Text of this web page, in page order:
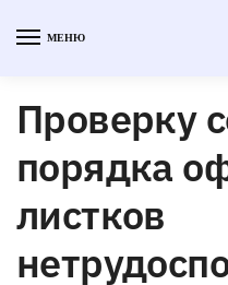
МЕНЮ
Проверку
порядка
листков